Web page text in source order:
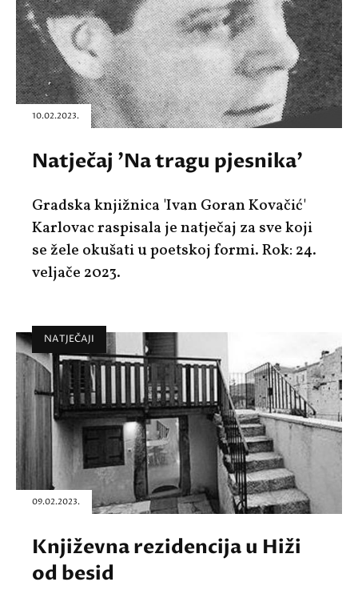
10.02.2023.
Natječaj 'Na tragu pjesnika'
Gradska knjižnica 'Ivan Goran Kovačić'
Karlovac raspisala je natječaj za sve koji
se žele okušati u poetskoj formi. Rok: 24.
veljače 2023.
NATJEČAJI
09.02.2023.
Književna rezidencija u Hiži
od besid